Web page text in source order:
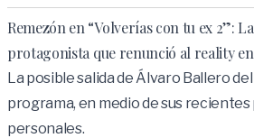
Remezón en “Volverías con tu ex 2”:
protagonista que renunció al reality
La posible salida de Álvaro Ballero
programa, en medio de sus
personales.